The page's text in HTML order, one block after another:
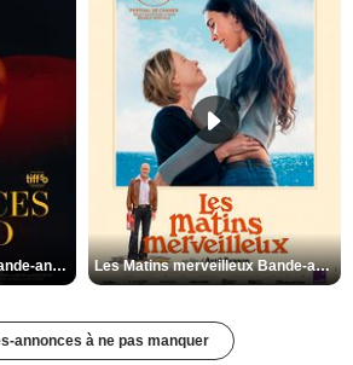
Les Silences de Riyad Bande-annonce VO STFR Les Matins merveilleux Bande-annonce VF
annonces à ne pas manquer